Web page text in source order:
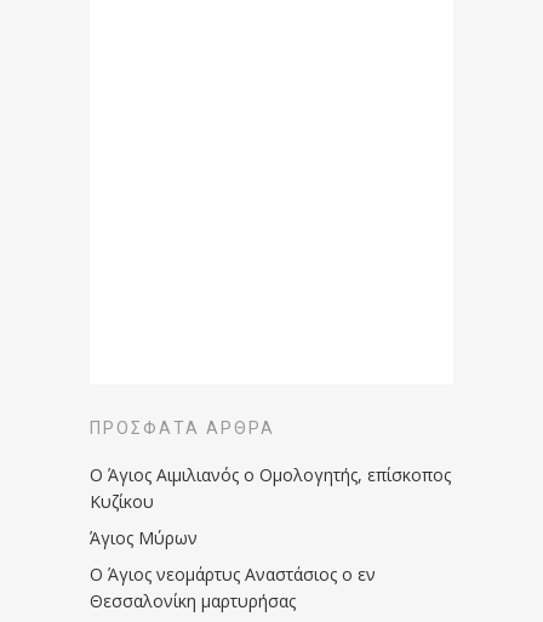
ΠΡΌΣΦΑΤΑ ΆΡΘΡΑ
Ο Άγιος Αιμιλιανός ο Ομολογητής, επίσκοπος
Κυζίκου
Άγιος Μύρων
Ο Άγιος νεομάρτυς Αναστάσιος ο εν
Θεσσαλονίκη μαρτυρήσας